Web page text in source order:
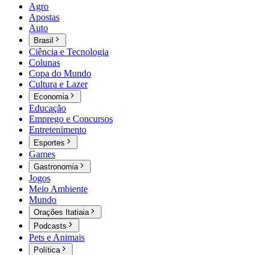
Agro
Apostas
Auto
Brasil
Ciência e Tecnologia
Colunas
Copa do Mundo
Cultura e Lazer
Economia
Educação
Emprego e Concursos
Entretenimento
Esportes
Games
Gastronomia
Jogos
Meio Ambiente
Mundo
Orações Itatiaia
Podcasts
Pets e Animais
Política